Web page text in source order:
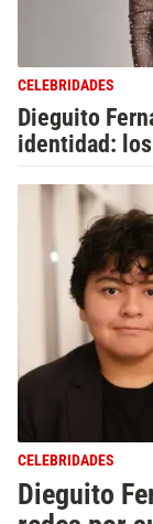
CELEBRIDADES
Dieguito
identidad:
CELEBRIDADES
Dieguito